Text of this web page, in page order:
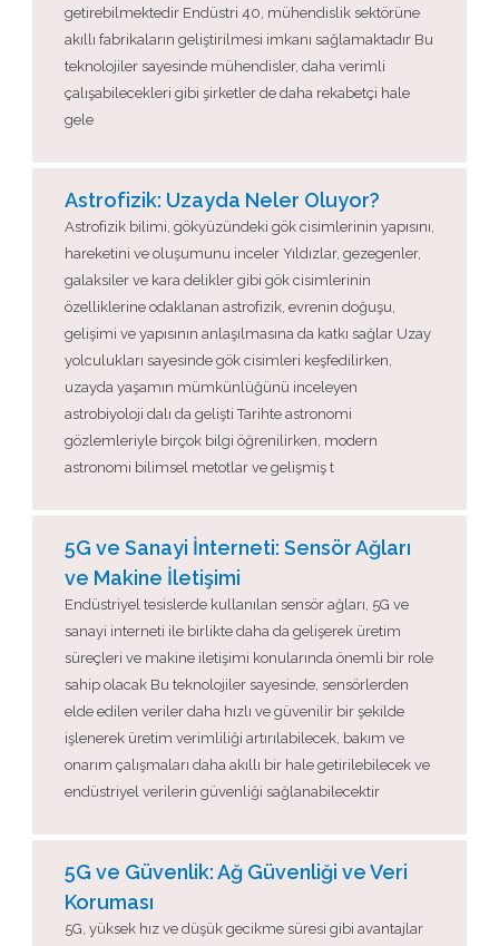
getirebilmektedir Endüstri 40, mühendislik sektörüne
akıllı fabrikaların geliştirilmesi imkanı sağlamaktadır Bu
teknolojiler sayesinde mühendisler, daha verimli
çalışabilecekleri gibi şirketler de daha rekabetçi hale
gele
Astrofizik: Uzayda Neler Oluyor?
Astrofizik bilimi, gökyüzündeki gök cisimlerinin yapısını,
hareketini ve oluşumunu inceler Yıldızlar, gezegenler,
galaksiler ve kara delikler gibi gök cisimlerinin
özelliklerine odaklanan astrofizik, evrenin doğuşu,
gelişimi ve yapısının anlaşılmasına da katkı sağlar Uzay
yolculukları sayesinde gök cisimleri keşfedilirken,
uzayda yaşamın mümkünlüğünü inceleyen
astrobiyoloji dalı da gelişti Tarihte astronomi
gözlemleriyle birçok bilgi öğrenilirken, modern
astronomi bilimsel metotlar ve gelişmiş t
5G ve Sanayi İnterneti: Sensör Ağları
ve Makine İletişimi
Endüstriyel tesislerde kullanılan sensör ağları, 5G ve
sanayi interneti ile birlikte daha da gelişerek üretim
süreçleri ve makine iletişimi konularında önemli bir role
sahip olacak Bu teknolojiler sayesinde, sensörlerden
elde edilen veriler daha hızlı ve güvenilir bir şekilde
işlenerek üretim verimliliği artırılabilecek, bakım ve
onarım çalışmaları daha akıllı bir hale getirilebilecek ve
endüstriyel verilerin güvenliği sağlanabilecektir
5G ve Güvenlik: Ağ Güvenliği ve Veri
Koruması
5G, yüksek hız ve düşük gecikme süresi gibi avantajlar